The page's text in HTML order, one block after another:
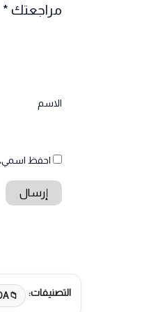
مراجعتك *
الاسم
احفظ اسمي،
التصنيفات: